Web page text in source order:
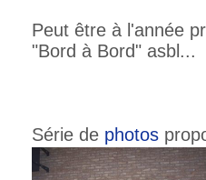
Peut être à l'année
"Bord à Bord" asbl...
Série de photos